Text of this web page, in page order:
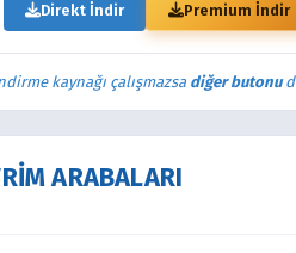
Direkt İndir Premium İndir
kaynağı çalışmazsa diğer butonu
ARABALARI